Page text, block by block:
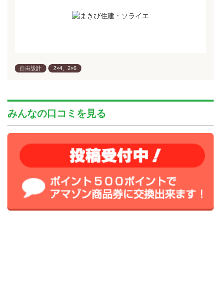
自由設計 2×4、2×6
みんなの口コミを見る